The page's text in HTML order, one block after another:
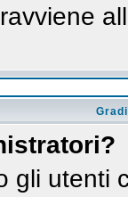
gli